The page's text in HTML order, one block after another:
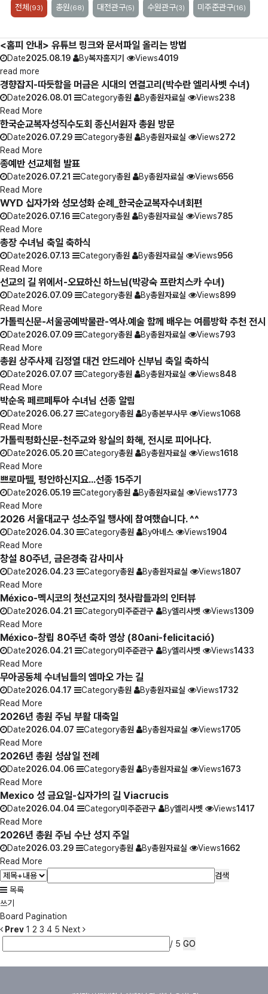
전체 (93) 총원(68) 대전관구(5) 수원관구(3) 미주준관구(16)
<홈피 안내> 유튜브 링크와 문서파일 올리는 방법
Date2025.08.19 By복자홈지기 Views4019
read more
경향잡지-따듯함을 머금은 시대의 연결고리(박수란 엘리사벳 수녀)
Date2026.08.01 Category총원 By총원자료실 Views238
Read More
한국순교복자성직수도회 종신서원자 총원 방문
Date2026.07.29 Category총원 By총원자료실 Views272
Read More
종예반 선교체험 발표
Date2026.07.21 Category총원 By총원자료실 Views656
Read More
WYD 십자가와 성모성화 순례_한국순교복자수녀회편
Date2026.07.16 Category총원 By총원자료실 Views785
Read More
총장 수녀님 축일 축하식
Date2026.07.13 Category총원 By총원자료실 Views956
Read More
선교의 길 위에서-오묘하신 하느님(박광숙 프란치스카 수녀)
Date2026.07.09 Category총원 By총원자료실 Views899
Read More
가톨릭신문-서울공예박물관-역사.예술 함께 배우는 여름방학 추천 전시
Date2026.07.09 Category총원 By총원자료실 Views793
Read More
총원 상주사제 김정열 대건 안드레아 신부님 축일 축하식
Date2026.07.07 Category총원 By총원자료실 Views848
Read More
박순옥 페르페투아 수녀님 선종 알림
Date2026.06.27 Category총원 By총본부사무 Views1068
Read More
가톨릭평화신문-천주교와 왕실의 화해, 전시로 피어나다.
Date2026.05.20 Category총원 By총원자료실 Views1618
Read More
쁘로마뗄, 평안하신지요...선종 15주기
Date2026.05.19 Category총원 By총원자료실 Views1773
Read More
2026 서울대교구 성소주일 행사에 참여했습니다. ^^
Date2026.04.30 Category총원 By아녜스 Views1904
Read More
창설 80주년, 금은경축 감사미사
Date2026.04.23 Category총원 By총원자료실 Views1807
Read More
México-멕시코의 첫선교지의 첫사람들과의 인터뷰
Date2026.04.21 Category미주준관구 By엘리사벳 Views1309
Read More
México-창립 80주년 축하 영상 (80ani-felicitació)
Date2026.04.21 Category미주준관구 By엘리사벳 Views1433
Read More
무아공동체 수녀님들의 엠마오 가는 길
Date2026.04.17 Category총원 By총원자료실 Views1732
Read More
2026년 총원 주님 부활 대축일
Date2026.04.07 Category총원 By총원자료실 Views1705
Read More
2026년 총원 성삼일 전례
Date2026.04.06 Category총원 By총원자료실 Views1673
Read More
Mexico 성 금요일-십자가의 길 Viacrucis
Date2026.04.04 Category미주준관구 By엘리사벳 Views1417
Read More
2026년 총원 주님 수난 성지 주일
Date2026.03.29 Category총원 By총원자료실 Views1662
Read More
검색
목록
쓰기
Board Pagination
Prev 1 2 3 4 5 Next
/ 5 GO